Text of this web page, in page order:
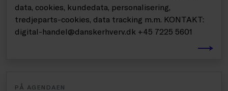
data, cookies, kundedata, personalisering,
tredjeparts-cookies, data tracking m.m. KONTAKT:
digital-handel@danskerhverv.dk +45 7225 5601
PÅ AGENDAEN